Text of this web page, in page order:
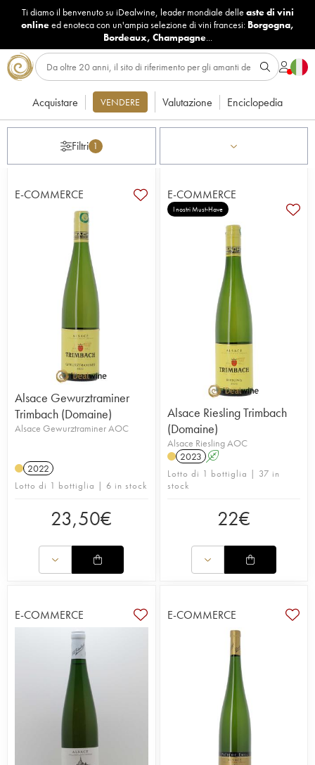
Ti diamo il benvenuto su iDealwine, leader mondiale delle aste di vini
onlineed enoteca con un'ampia selezione di vini francesi: Borgogna,
Bordeaux, Champagne...
Acquistare VENDERE Valutazione Enciclopedia
Filtri 1
E-COMMERCE
Alsace Gewurztraminer
Trimbach (Domaine)
Alsace Gewurztraminer AOC
2022
Lotto di 1 bottiglia | 6 in stock
23,50€
E-COMMERCE
I nostri Must-Have
Alsace Riesling Trimbach
(Domaine)
Alsace Riesling AOC
2023 A
Lotto di 1 bottiglia | 37 in
stock
22€
E-COMMERCE E-COMMERCE